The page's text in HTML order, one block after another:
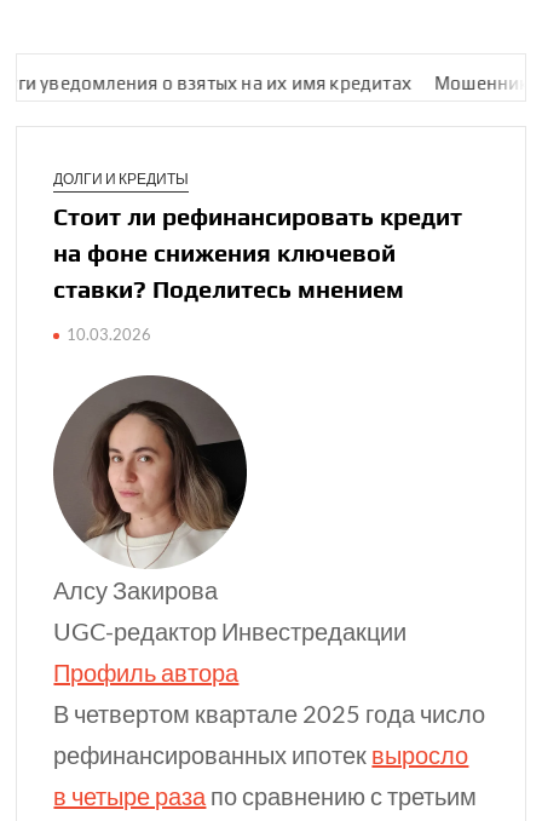
уведомления о взятых на их имя кредитах Мошенники на
ДОЛГИ И КРЕДИТЫ
Стоит ли ​рефинан­си­ровать кредит
на фоне снижения ключевой
ставки? Поделитесь мнением
10.03.2026
Алсу Закирова
UGC-редактор Инвестредакции
Профиль автора
В четвертом квартале 2025 года число
рефинансированных ипотек выросло
в четыре раза по сравнению с третьим